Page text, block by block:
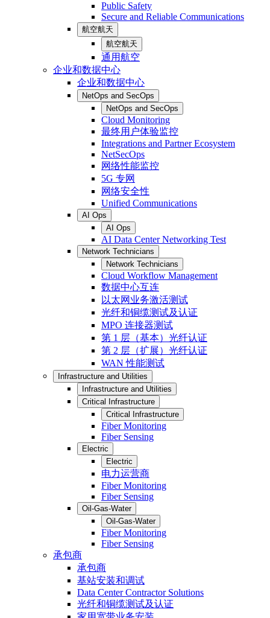
Public Safety
Secure and Reliable Communications
航空航天
航空航天
通用航空
企业和数据中心
企业和数据中心
NetOps and SecOps
NetOps and SecOps
Cloud Monitoring
最终用户体验监控
Integrations and Partner Ecosystem
NetSecOps
网络性能监控
5G 专网
网络安全性
Unified Communications
AI Ops
AI Ops
AI Data Center Networking Test
Network Technicians
Network Technicians
Cloud Workflow Management
数据中心互连
以太网业务激活测试
光纤和铜缆测试及认证
MPO 连接器测试
第 1 层（基本）光纤认证
第 2 层（扩展）光纤认证
WAN 性能测试
Infrastructure and Utilities
Infrastructure and Utilities
Critical Infrastructure
Critical Infrastructure
Fiber Monitoring
Fiber Sensing
Electric
Electric
电力运营商
Fiber Monitoring
Fiber Sensing
Oil-Gas-Water
Oil-Gas-Water
Fiber Monitoring
Fiber Sensing
承包商
承包商
基站安装和调试
Data Center Contractor Solutions
光纤和铜缆测试及认证